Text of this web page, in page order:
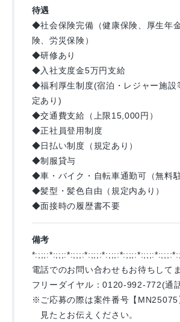
待遇
◆社会保険完備（健康保険、厚生年
険、労災保険）
◆研修あり
◆入社支度金5万円支給
◆福利厚生制度(宿泊・レジャー施設
定あり)
◆交通費支給（上限15,000円）
◆正社員登用制度
◆日払い制度（規定あり）
◆制服貸与
◆車・バイク・自転車通勤可（無料駐
◆髪型・髪色自由（規定内あり）
◆面接時の履歴書不要
備考
電話でのお問い合わせもお待ちして
フリーダイヤル：0120-992-772(通
※ご応募の際は案件番号【MN25075
見たとお伝えください。